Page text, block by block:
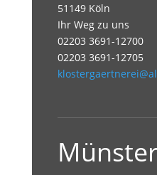
51149 Köln
Ihr Weg zu uns
02203 3691-12700
02203 3691-12705
Münster